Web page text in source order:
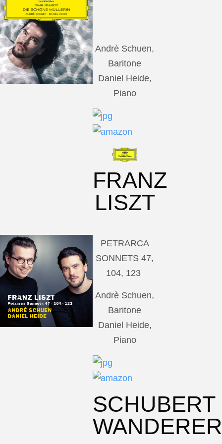
Andrè Schuen,
Baritone
Daniel Heide,
Piano
FRANZ
LISZT
PETRARCA
SONNETS 47,
104, 123
Andrè Schuen,
Baritone
Daniel Heide,
Piano
SCHUBERT
WANDERER